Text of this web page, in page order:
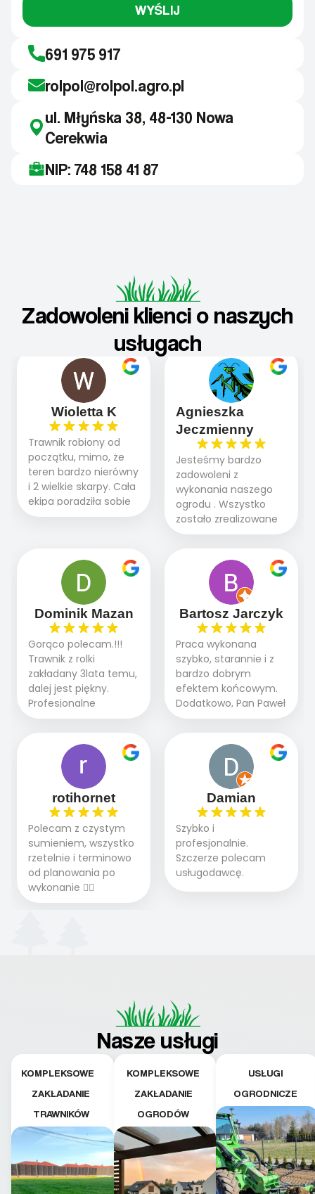
WYŚLIJ
691 975 917
rolpol@rolpol.agro.pl
ul. Młyńska 38, 48-130 Nowa
Cerekwia
NIP: 748 158 41 87
Zadowoleni klienci o naszych
usługach
Wioletta K
Trawnik robiony od
początku, mimo, że
teren bardzo nierówny
i 2 wielkie skarpy. Cała
ekipa poradziła sobie
WSPANIALE od
panowie wiedzą co
robią. Wszystko poszło
sprawnie i szybko.
Doradztwo w
pielęgnacji trawnika
teraz i na późniejszym
etapie jest dużym
plusem. Teraz razem
z dzieckiem i małym
pieskiem cieszymy się
pięknym trawnikiem :)
A trawa robi efekt
Agnieszka
Jeczmienny
Jesteśmy bardzo
zadowoleni z
wykonania naszego
ogrodu . Wszystko
zostało zrealizowane
fachowo, rzetelnie i
oczekiwaniami. Prace
przebiegały sprawnie
dzięki temu,że firma
działa kompleksowo :
ogrodnictwo,nawodnienie,
brukarstwo.Efekt
końcowy przerósł
nasze oczekiwania.
Polecamy tę firmę
wszystkim , którzy
marzą o pięknym
Dominik Mazan
Gorąco polecam.!!!
Trawnik z rolki
zakładany 3lata temu,
dalej jest piękny.
Profesjonalne
podejście do pracy,
2 zlecenia na rolkę.
Polecam.
Bartosz Jarczyk
Praca wykonana
szybko, starannie i z
bardzo dobrym
efektem końcowym.
Dodatkowo, Pan Paweł
chętnie udziela porad
rotihornet
Polecam z czystym
sumieniem, wszystko
rzetelnie i terminowo
od planowania po
wykonanie 👍🏻
Damian
Szybko i
profesjonalnie.
Szczerze polecam
usługodawcę.
Nasze usługi
KOMPLEKSOWE
ZAKŁADANIE
TRAWNIKÓW
KOMPLEKSOWE
ZAKŁADANIE
OGRODÓW
USŁUGI
OGRODNICZE